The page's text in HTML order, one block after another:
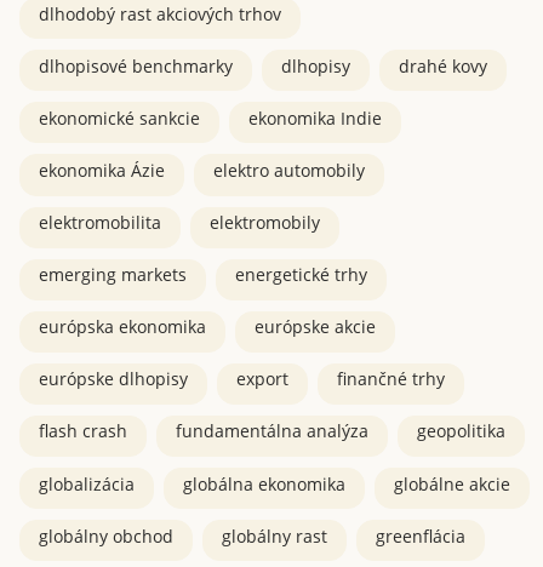
dlhodobý rast akciových trhov
dlhopisové benchmarky dlhopisy drahé kovy
ekonomické sankcie ekonomika Indie
ekonomika Ázie elektro automobily
elektromobilita elektromobily
emerging markets energetické trhy
európska ekonomika európske akcie
európske dlhopisy export finančné trhy
flash crash fundamentálna analýza geopolitika
globalizácia globálna ekonomika globálne akcie
globálny obchod globálny rast greenflácia